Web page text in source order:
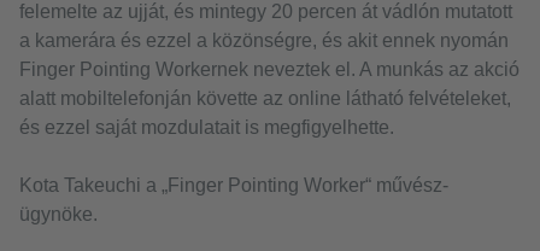
felemelte az ujját, és mintegy 20 percen át vádlón mutatott
a kamerára és ezzel a közönségre, és akit ennek nyomán
Finger Pointing Workernek neveztek el. A munkás az akció
alatt mobiltelefonján követte az online látható felvételeket,
és ezzel saját mozdulatait is megfigyelhette.
Kota Takeuchi a „Finger Pointing Worker“ művész-
ügynöke.